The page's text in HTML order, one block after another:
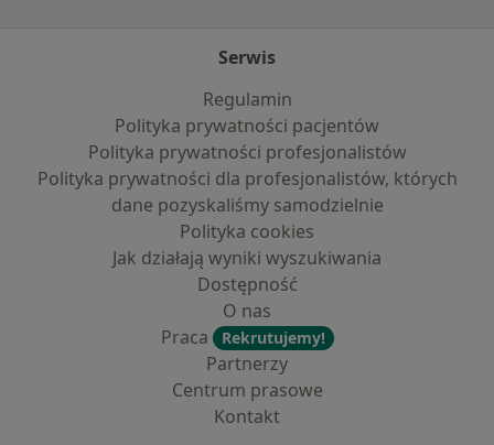
Serwis
Regulamin
Polityka prywatności pacjentów
Polityka prywatności profesjonalistów
Polityka prywatności dla profesjonalistów, których
dane pozyskaliśmy samodzielnie
Polityka cookies
Jak działają wyniki wyszukiwania
Dostępność
O nas
Praca
Rekrutujemy!
Partnerzy
Centrum prasowe
Kontakt